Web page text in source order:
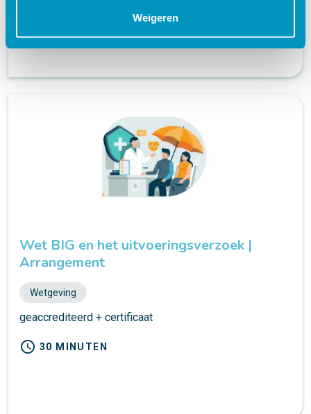
Weigeren
Wet BIG en het uitvoeringsverzoek |
Arrangement
Wetgeving
geaccrediteerd + certificaat
schedule 30 MINUTEN